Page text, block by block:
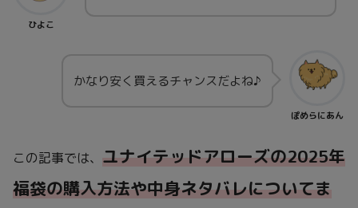
ひよこ
ぽめらにあん
かなり安く買えるチャンスだよね♪
この記事では、 ユナイテッドアローズの2025年
福袋の購入方法や中身ネタバレについてま